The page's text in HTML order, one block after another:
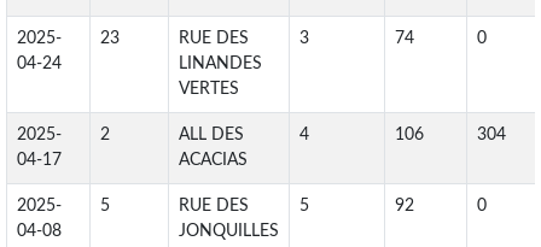
2025-
04-24
23
RUE DES
LINANDES
VERTES
3 74 0
2025-
04-17
2
ALL DES
ACACIAS
4 106 304
2025-
04-08
5
RUE DES
JONQUILLES
5 92 0